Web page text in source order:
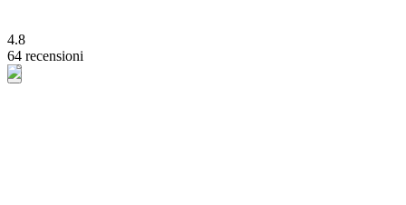
4.8
64 recensioni